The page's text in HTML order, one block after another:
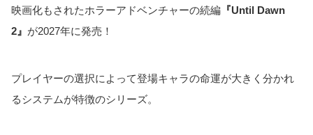
映画化もされたホラーアドベンチャーの続編 『Until Dawn
2』 が2027年に発売！
プレイヤーの選択によって登場キャラの命運が大きく分かれ
るシステムが特徴のシリーズ。